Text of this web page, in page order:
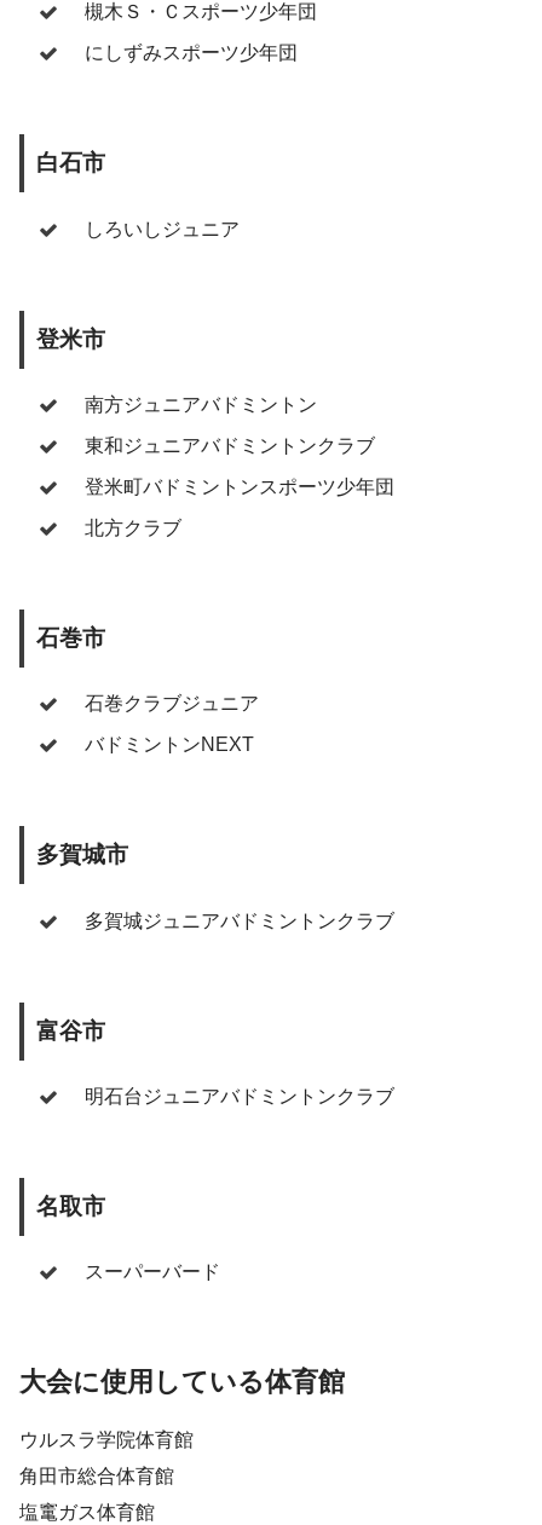
槻木Ｓ・Ｃスポーツ少年団
にしずみスポーツ少年団
白石市
しろいしジュニア
登米市
南方ジュニアバドミントン
東和ジュニアバドミントンクラブ
登米町バドミントンスポーツ少年団
北方クラブ
石巻市
石巻クラブジュニア
バドミントンNEXT
多賀城市
多賀城ジュニアバドミントンクラブ
富谷市
明石台ジュニアバドミントンクラブ
名取市
スーパーバード
大会に使用している体育館
ウルスラ学院体育館
角田市総合体育館
塩竃ガス体育館